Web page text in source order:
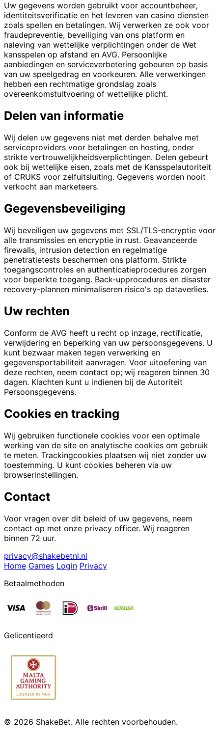
Uw gegevens worden gebruikt voor accountbeheer,
identiteitsverificatie en het leveren van casino diensten
zoals spellen en betalingen. Wij verwerken ze ook voor
fraudepreventie, beveiliging van ons platform en
naleving van wettelijke verplichtingen onder de Wet
kansspelen op afstand en AVG. Persoonlijke
aanbiedingen en serviceverbetering gebeuren op basis
van uw speelgedrag en voorkeuren. Alle verwerkingen
hebben een rechtmatige grondslag zoals
overeenkomstuitvoering of wettelijke plicht.
Delen van informatie
Wij delen uw gegevens niet met derden behalve met
serviceproviders voor betalingen en hosting, onder
strikte vertrouwelijkheidsverplichtingen. Delen gebeurt
ook bij wettelijke eisen, zoals met de Kansspelautoriteit
of CRUKS voor zelfuitsluiting. Gegevens worden nooit
verkocht aan marketeers.
Gegevensbeveiliging
Wij beveiligen uw gegevens met SSL/TLS-encryptie voor
alle transmissies en encryptie in rust. Geavanceerde
firewalls, intrusion detection en regelmatige
penetratietests beschermen ons platform. Strikte
toegangscontroles en authenticatieprocedures zorgen
voor beperkte toegang. Back-upprocedures en disaster
recovery-plannen minimaliseren risico's op dataverlies.
Uw rechten
Conform de AVG heeft u recht op inzage, rectificatie,
verwijdering en beperking van uw persoonsgegevens. U
kunt bezwaar maken tegen verwerking en
gegevensportabiliteit aanvragen. Voor uitoefening van
deze rechten, neem contact op; wij reageren binnen 30
dagen. Klachten kunt u indienen bij de Autoriteit
Persoonsgegevens.
Cookies en tracking
Wij gebruiken functionele cookies voor een optimale
werking van de site en analytische cookies om gebruik
te meten. Trackingcookies plaatsen wij niet zonder uw
toestemming. U kunt cookies beheren via uw
browserinstellingen.
Contact
Voor vragen over dit beleid of uw gegevens, neem
contact op met onze privacy officer. Wij reageren
binnen 72 uur.
privacy@shakebetnl.nl
Home Games Login Privacy
Betaalmethoden
Gelicentieerd
© 2026 ShakeBet. Alle rechten voorbehouden.